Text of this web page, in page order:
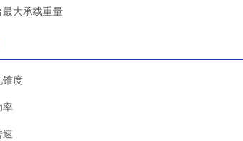
最大承载重量
锥度
率
速